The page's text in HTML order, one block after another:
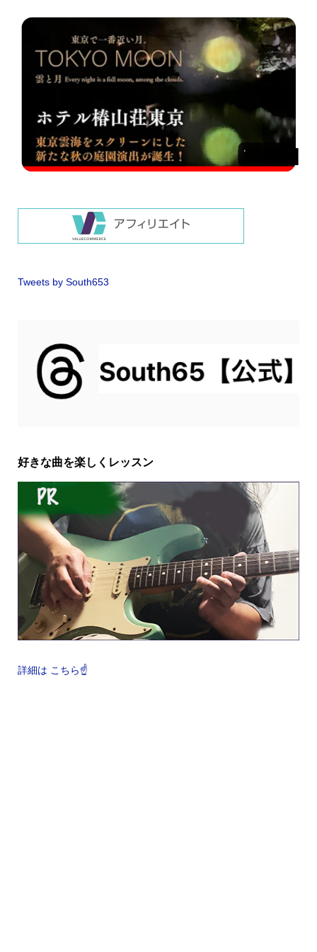
Tweets by South653
好きな曲を楽しくレッスン
詳細は こちら☝️